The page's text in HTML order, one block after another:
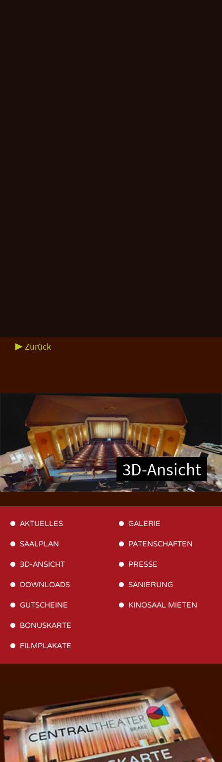
▶ Zurück
3D-Ansicht
AKTUELLES
SAALPLAN
3D-ANSICHT
DOWNLOADS
GUTSCHEINE
BONUSKARTE
FILMPLAKATE
GALERIE
PATENSCHAFTEN
PRESSE
SANIERUNG
KINOSAAL MIETEN